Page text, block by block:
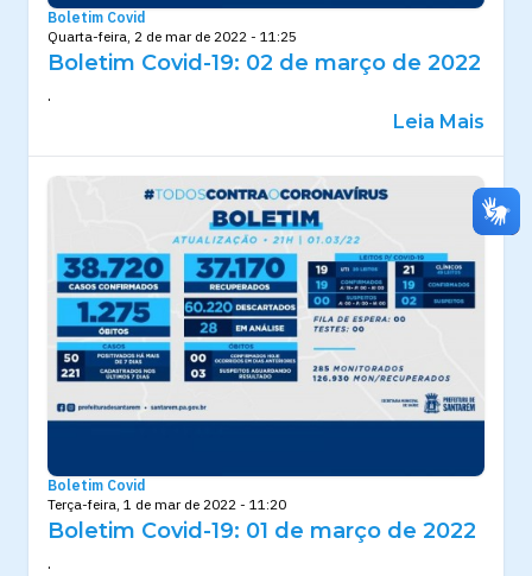
Boletim Covid
Quarta-feira, 2 de mar de 2022 - 11:25
Boletim Covid-19: 02 de março de 2022
.
Leia Mais
Boletim Covid
Terça-feira, 1 de mar de 2022 - 11:20
Boletim Covid-19: 01 de março de 2022
.